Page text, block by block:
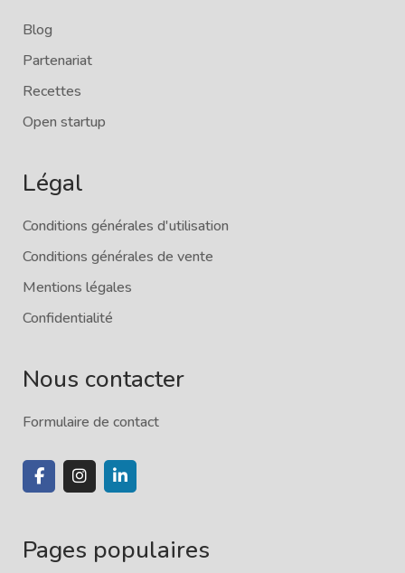
Blog
Partenariat
Recettes
Open startup
Légal
Conditions générales d'utilisation
Conditions générales de vente
Mentions légales
Confidentialité
Nous contacter
Formulaire de contact
Pages populaires